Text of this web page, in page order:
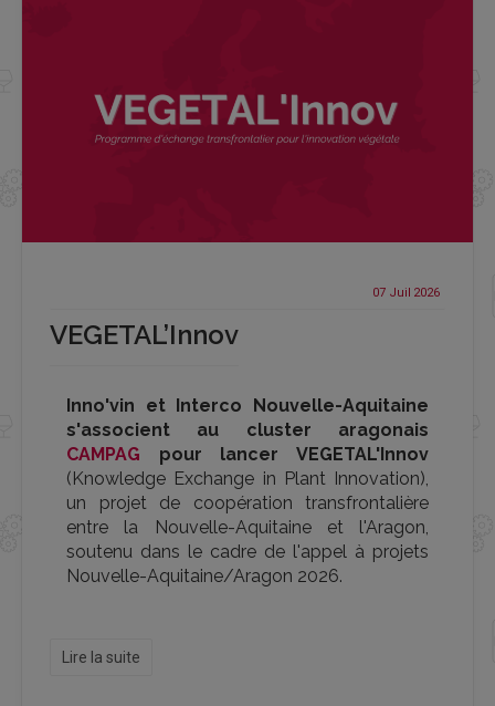
07 Juil 2026
VEGETAL’Innov
Inno'vin et Interco Nouvelle-Aquitaine
s'associent au cluster aragonais
CAMPAG pour lancer VEGETAL'Innov
(Knowledge Exchange in Plant Innovation),
un projet de coopération transfrontalière
entre la Nouvelle-Aquitaine et l'Aragon,
soutenu dans le cadre de l'appel à projets
Nouvelle-Aquitaine/Aragon 2026.
Lire la suite